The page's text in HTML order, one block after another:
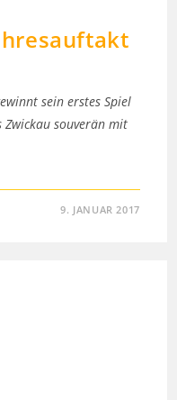
sein erstes Spiel
Zwickau souverän mit
9. JANUAR 2017